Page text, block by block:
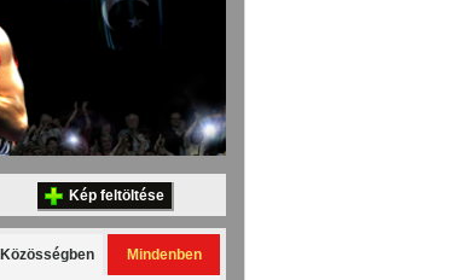
Kép feltöltése
Közösségben Mindenben